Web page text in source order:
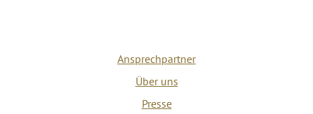
Ansprechpartner
Über uns
Presse